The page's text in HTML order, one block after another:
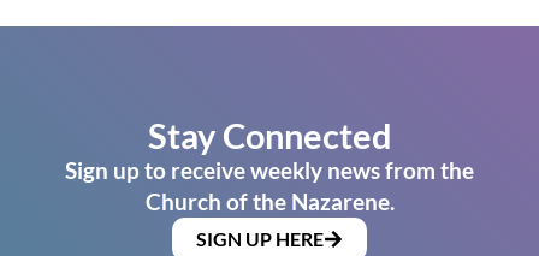
Stay Connected
Sign up to receive weekly news from the
Church of the Nazarene.
SIGN UP HERE